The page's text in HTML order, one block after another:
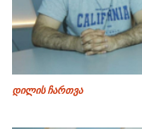
დილის ჩართვა